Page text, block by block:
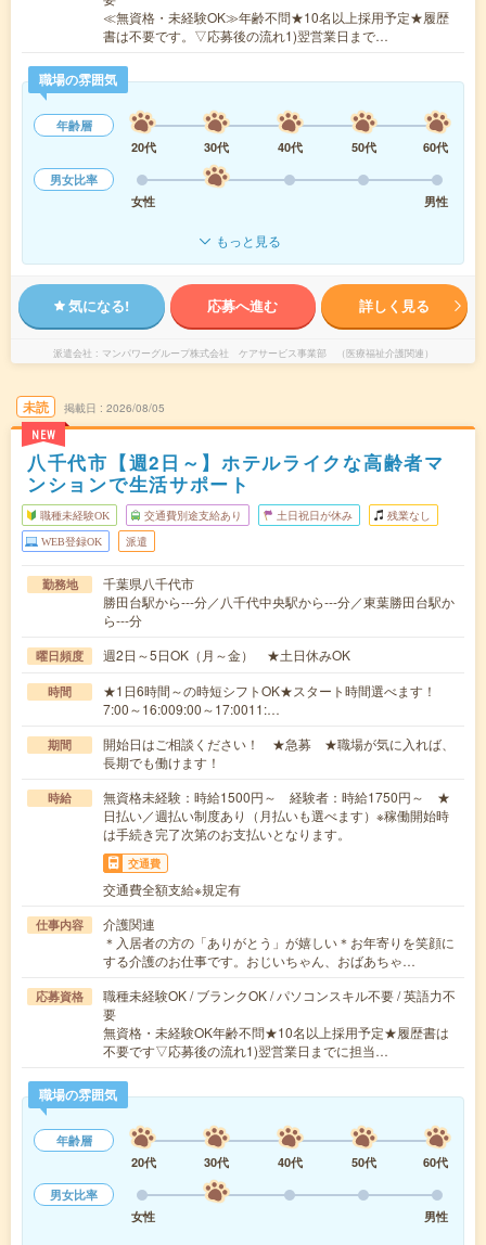
≪無資格・未経験OK≫年齢不問★10名以上採用予定★履歴
書は不要です。▽応募後の流れ1)翌営業日まで…
職場の雰囲気
年齢層
20代
30代 40代 50代
60代
男女比率
女性
男性
もっと見る
気になる! 応募へ進む 詳しく見る
派遣会社 マンパワーグループ株式会社 ケアサービス事業部 （医療福祉介護関連）
未読
NEW
掲載日 2026/08/05
八千代市【週2日～】ホテルライクな高齢者マ
ンションで生活サポート
職種未経験OK 交通費別途支給あり 土日祝日が休み 残業なし
WEB登録OK 派遣
勤務地
千葉県八千代市
勝田台駅から---分／八千代中央駅から---分／東葉勝田台駅か
ら---分
曜日頻度 週2日～5日OK（月～金） ★土日休みOK
時間
★1日6時間～の時短シフトOK★スタート時間選べます！
7:00～16:009:00～17:0011:…
期間
開始日はご相談ください！ ★急募 ★職場が気に入れば、
長期でも働けます！
時給
無資格未経験：時給1500円～ 経験者：時給1750円～ ★
日払い／週払い制度あり（月払いも選べます）※稼働開始時
は手続き完了次第のお支払いとなります。
交通費
交通費全額支給※規定有
仕事内容
介護関連
＊入居者の方の「ありがとう」が嬉しい＊お年寄りを笑顔に
する介護のお仕事です。おじいちゃん、おばあちゃ…
応募資格
職種未経験OK / ブランクOK / パソコンスキル不要 / 英語力不
要
無資格・未経験OK年齢不問★10名以上採用予定★履歴書は
不要です▽応募後の流れ1)翌営業日までに担当…
職場の雰囲気
年齢層
20代
30代 40代 50代
60代
男女比率
女性
男性